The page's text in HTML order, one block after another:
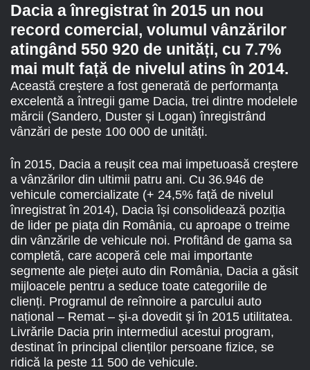
Dacia a înregistrat în 2015 un nou
record comercial, volumul vânzărilor
atingând 550 920 de unități, cu 7.7%
mai mult față de nivelul atins în 2014.
Această creștere a fost generată de performanța
excelentă a întregii game Dacia, trei dintre modelele
mărcii (Sandero, Duster și Logan) înregistrând
vânzări de peste 100 000 de unități.
În 2015, Dacia a reușit cea mai impetuoasă creștere
a vânzărilor din ultimii patru ani. Cu 36.946 de
vehicule comercializate (+ 24,5% față de nivelul
înregistrat în 2014), Dacia își consolidează poziția
de lider pe piața din România, cu aproape o treime
din vânzările de vehicule noi. Profitând de gama sa
completă, care acoperă cele mai importante
segmente ale pieței auto din România, Dacia a găsit
mijloacele pentru a seduce toate categoriile de
clienți. Programul de reînnoire a parcului auto
național – Remat – şi-a dovedit şi în 2015 utilitatea.
Livrările Dacia prin intermediul acestui program,
destinat în principal clienților persoane fizice, se
ridică la peste 11 500 de vehicule.